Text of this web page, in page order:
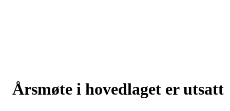
Årsmøte i hovedlaget er utsatt